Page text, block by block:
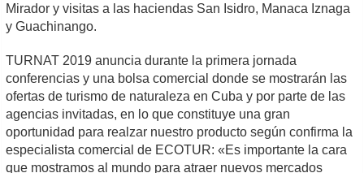
Mirador y visitas a las haciendas San Isidro, Manaca Iznaga
y Guachinango.
TURNAT 2019 anuncia durante la primera jornada
conferencias y una bolsa comercial donde se mostrarán las
ofertas de turismo de naturaleza en Cuba y por parte de las
agencias invitadas, en lo que constituye una gran
oportunidad para realzar nuestro producto según confirma la
especialista comercial de ECOTUR: «Es importante la cara
que mostramos al mundo para atraer nuevos mercados